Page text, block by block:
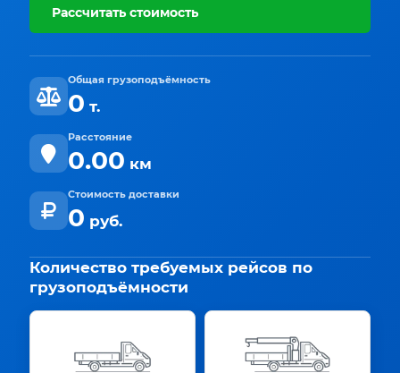
Рассчитать стоимость
Общая грузоподъёмность
0 т.
Расстояние
0.00 км
Стоимость доставки
0 руб.
Количество требуемых рейсов по
грузоподъёмности